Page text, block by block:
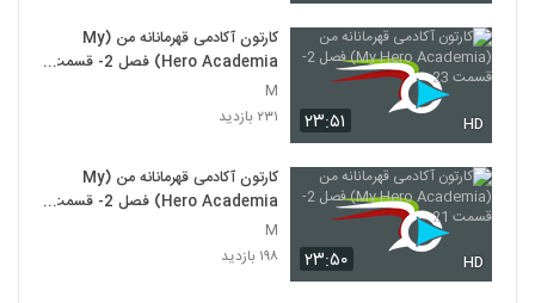
۲۳:۵۱ HD
کارتون آکادمی قهرمانانه من (My
Hero Academia) فصل 2- قسمت
23
M
۲۳۱ بازدید
۲۳:۵۰ HD
کارتون آکادمی قهرمانانه من (My
Hero Academia) فصل 2- قسمت
21
M
۱۹۸ بازدید